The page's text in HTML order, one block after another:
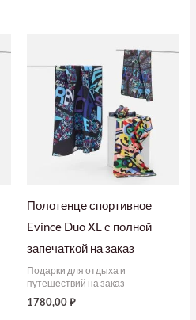
Полотенце спортивное
Evince Duo XL с полной
запечаткой на заказ
Подарки для отдыха и
путешествий на заказ
1780,00₽